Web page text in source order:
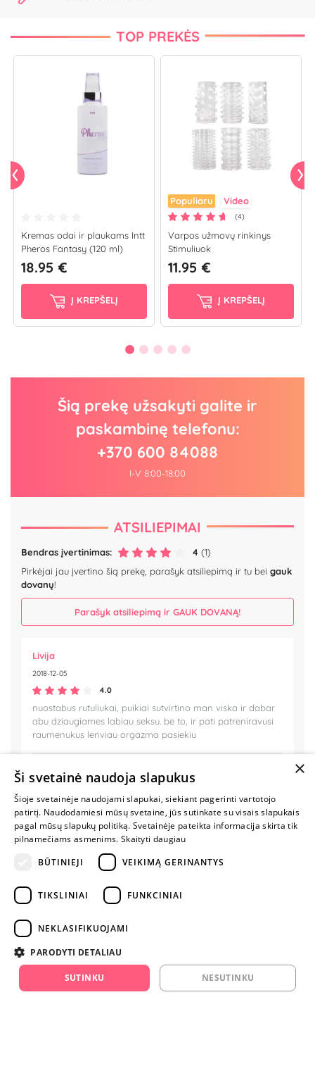
TOP PREKĖS
Kremas odai ir plaukams Intt
Pheros Fantasy (120 ml)
18.95 €
Į KREPŠELĮ
Populiaru Video
(4)
Varpos užmovų rinkinys
Stimuliuok
11.95 €
Į KREPŠELĮ
Šią prekę užsakyti galite ir
paskambinę telefonu:
+370 600 84088
I-V 8:00-18:00
ATSILIEPIMAI
Bendras įvertinimas: 4 (1)
Pirkėjai jau įvertino šią prekę, parašyk atsiliepimą ir tu bei gauk
dovanų!
Parašyk atsiliepimą ir GAUK DOVANĄ!
Livija
2018-12-05
4.0
nuostabus rutuliukai, puikiai sutvirtino man viska ir dabar
abu dziaugiames labiau seksu. be to, ir pati patreniravusi
raumenukus lenviau orgazma pasiekiu
MYLIMIAUSIA
LIETUVOS
ELEKTRONINĖ
PARDUOTUVĖ
ŽAISTI
+370 600 84088
P. Lukšio g. 2, Vilnius ("Sigma" teritorija)
×
Ši svetainė naudoja slapukus
Šioje svetainėje naudojami slapukai, siekiant pagerinti vartotojo
patirtį. Naudodamiesi mūsų svetaine, jūs sutinkate su visais slapukais
pagal mūsų slapukų politiką. Svetainėje pateikta informacija skirta tik
pilnamečiams asmenims. Skaityti daugiau
BŪTINIEJI
VEIKIMĄ GERINANTYS
TIKSLINIAI FUNKCINIAI
NEKLASIFIKUOJAMI
PARODYTI DETALIAU
SUTINKU NESUTINKU